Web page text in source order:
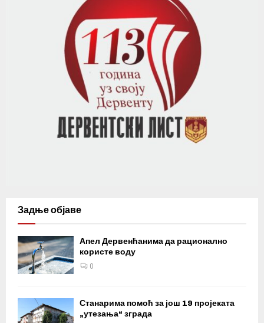
Задње објаве
Апел Дервенћанима да рационално
користе воду
0
Станарима помоћ за још 19 пројеката
„утезања“ зграда